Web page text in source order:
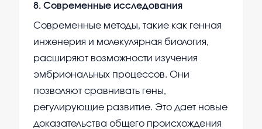
8. Современные исследования
Современные методы, такие как генная
инженерия и молекулярная биология,
расширяют возможности изучения
эмбриональных процессов. Они
позволяют сравнивать гены,
регулирующие развитие. Это дает новые
доказательства общего происхождения